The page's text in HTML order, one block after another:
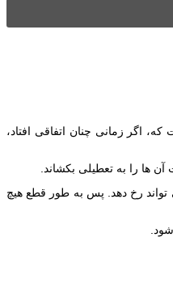
اگر زمانی چنان اتفاقی افتاد،
ها را به تعطیلی بکشاند.
تواند رخ دهد. پس به طور قطع هیچ